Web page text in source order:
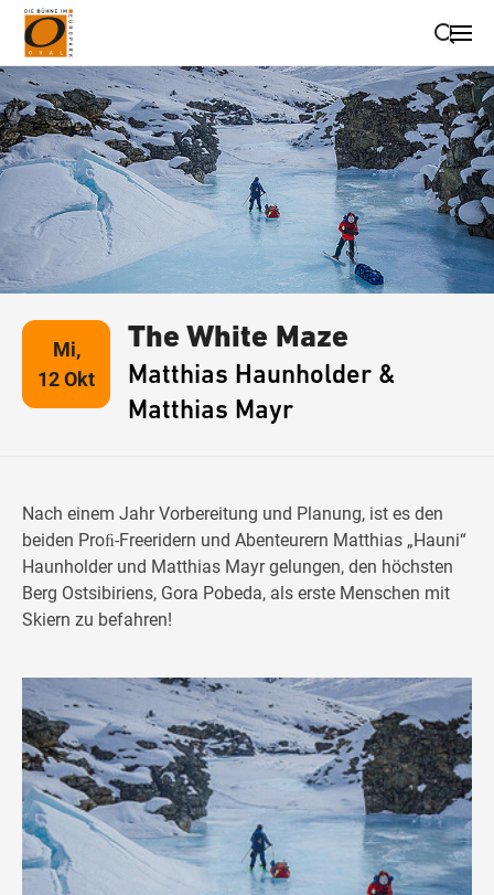
Suche schließen
Wegbeschreibung erhalten
Mi,
12 Okt
The White Maze
Matthias Haunholder &
Matthias Mayr
Nach einem Jahr Vorbereitung und Planung, ist es den
beiden Proﬁ-Freeridern und Abenteurern Matthias „Hauni“
Haunholder und Matthias Mayr gelungen, den höchsten
Berg Ostsibiriens, Gora Pobeda, als erste Menschen mit
Skiern zu befahren!